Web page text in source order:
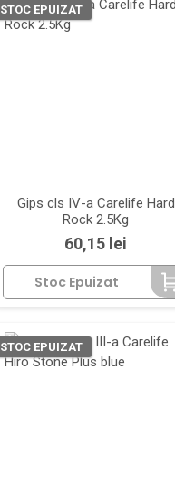
Gips cls IV-a Carelife Hard
Rock 2.5Kg
Pret
60,15 lei
Stoc Epuizat
STOC EPUIZAT
STOC EPUIZAT